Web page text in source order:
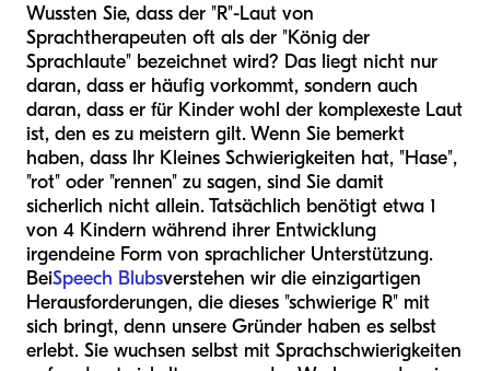
Wussten Sie, dass der "R"-Laut von
Sprachtherapeuten oft als der "König der
Sprachlaute" bezeichnet wird? Das liegt nicht nur
daran, dass er häufig vorkommt, sondern auch
daran, dass er für Kinder wohl der komplexeste Laut
ist, den es zu meistern gilt. Wenn Sie bemerkt
haben, dass Ihr Kleines Schwierigkeiten hat, "Hase",
"rot" oder "rennen" zu sagen, sind Sie damit
sicherlich nicht allein. Tatsächlich benötigt etwa 1
von 4 Kindern während ihrer Entwicklung
irgendeine Form von sprachlicher Unterstützung.
BeiSpeech Blubsverstehen wir die einzigartigen
Herausforderungen, die dieses "schwierige R" mit
sich bringt, denn unsere Gründer haben es selbst
erlebt. Sie wuchsen selbst mit Sprachschwierigkeiten